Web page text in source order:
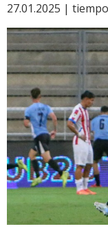
27.01.2025 |